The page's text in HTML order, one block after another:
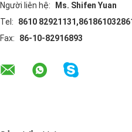
Người liên hệ:
Ms. Shifen Yuan
Tel:
8610
Fax:
86-10-82916893